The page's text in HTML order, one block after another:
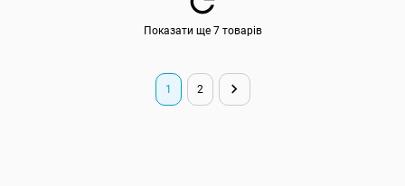
Показати ще 7 товарів
1 2